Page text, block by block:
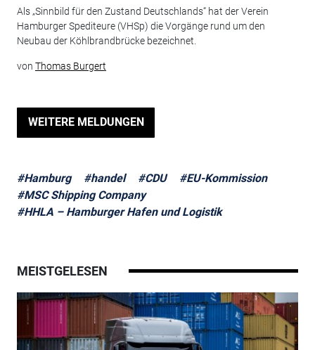
Als „Sinnbild für den Zustand Deutschlands“ hat der Verein
Hamburger Spediteure (VHSp) die Vorgänge rund um den
Neubau der Köhlbrandbrücke bezeichnet.
von Thomas Burgert
WEITERE MELDUNGEN
#Hamburg #handel #CDU
#EU-Kommission
#MSC Shipping Company
#HHLA – Hamburger Hafen und Logistik
MEISTGELESEN